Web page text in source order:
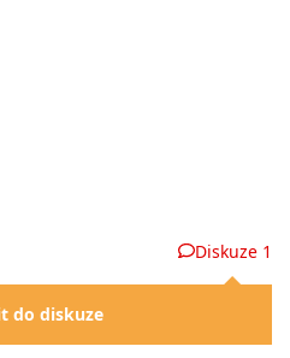
Diskuze 1
do diskuze